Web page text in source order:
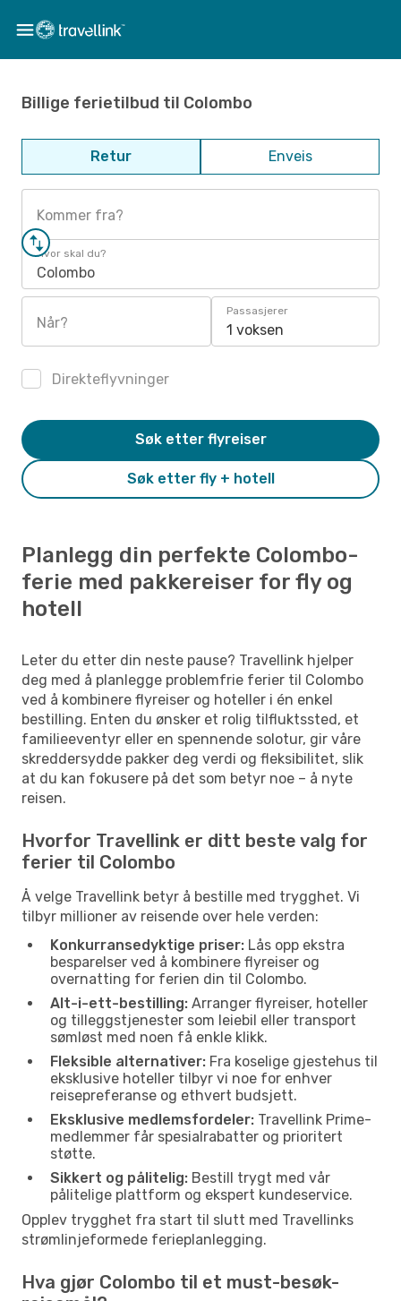
Billige ferietilbud til Colombo
Retur Enveis
Kommer fra?
Hvor skal du?
Colombo
Når?
Passasjerer
1 voksen
Direkteflyvninger
Søk etter fly + hotell
Søk etter flyreiser
Planlegg din perfekte Colombo-
ferie med pakkereiser for fly og
hotell
Leter du etter din neste pause? Travellink hjelper
deg med å planlegge problemfrie ferier til Colombo
ved å kombinere flyreiser og hoteller i én enkel
bestilling. Enten du ønsker et rolig tilfluktssted, et
familieeventyr eller en spennende solotur, gir våre
skreddersydde pakker deg verdi og fleksibilitet, slik
at du kan fokusere på det som betyr noe – å nyte
reisen.
Hvorfor Travellink er ditt beste valg for
ferier til Colombo
Å velge Travellink betyr å bestille med trygghet. Vi
tilbyr millioner av reisende over hele verden:
Konkurransedyktige priser: Lås opp ekstra
besparelser ved å kombinere flyreiser og
overnatting for ferien din til Colombo.
Alt-i-ett-bestilling: Arranger flyreiser, hoteller
og tilleggstjenester som leiebil eller transport
sømløst med noen få enkle klikk.
Fleksible alternativer: Fra koselige gjestehus til
eksklusive hoteller tilbyr vi noe for enhver
reisepreferanse og ethvert budsjett.
Eksklusive medlemsfordeler: Travellink Prime-
medlemmer får spesialrabatter og prioritert
støtte.
Sikkert og pålitelig: Bestill trygt med vår
pålitelige plattform og ekspert kundeservice.
Opplev trygghet fra start til slutt med Travellinks
strømlinjeformede ferieplanlegging.
Hva gjør Colombo til et must-besøk-